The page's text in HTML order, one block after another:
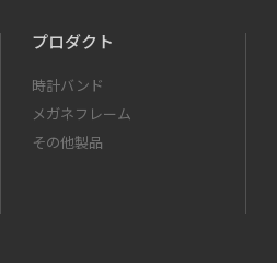
プロダクト
時計バンド
メガネフレーム
その他製品